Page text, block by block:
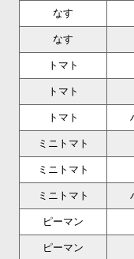
なす
なす
トマト
トマト
トマト
ミニトマト
ミニトマト
ミニトマト
ピーマン
ピーマン